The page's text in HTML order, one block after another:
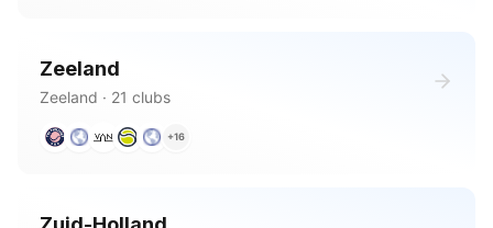
Zeeland
Zeeland · 21 clubs
+16